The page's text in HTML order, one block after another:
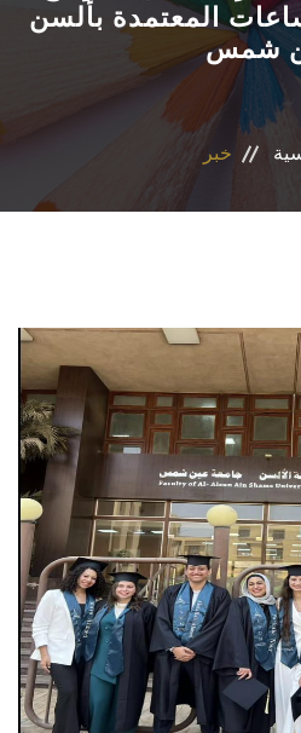
تواصل معنا
المعتمدة بألسن
شمس
خبر